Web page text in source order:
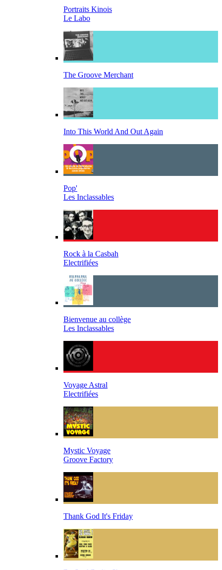
Portraits Kinois
Le Labo
The Groove Merchant
Into This World And Out Again
Pop'
Les Inclassables
Rock à la Casbah
Electrifiées
Bienvenue au collège
Les Inclassables
Voyage Astral
Electrifiées
Mystic Voyage
Groove Factory
Thank God It's Friday